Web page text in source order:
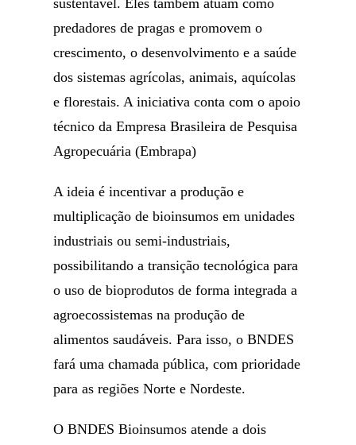
sustentável. Eles também atuam como
predadores de pragas e promovem o
crescimento, o desenvolvimento e a saúde
dos sistemas agrícolas, animais, aquícolas
e florestais. A iniciativa conta com o apoio
técnico da Empresa Brasileira de Pesquisa
Agropecuária (Embrapa)
A ideia é incentivar a produção e
multiplicação de bioinsumos em unidades
industriais ou semi-industriais,
possibilitando a transição tecnológica para
o uso de bioprodutos de forma integrada a
agroecossistemas na produção de
alimentos saudáveis. Para isso, o BNDES
fará uma chamada pública, com prioridade
para as regiões Norte e Nordeste.
O BNDES Bioinsumos atende a dois